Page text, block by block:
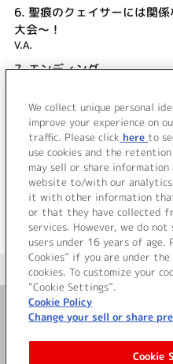
6. 聖痕のクェイサーには関
大会～！
V.A.
7.エンディング
やっぱりあった！ 懺悔お
V.A.
＜ BACK
＜ カタログサ
お問
We collect unique personal
improve your experience on
traffic. Please click here to
use cookies and the
may sell or share
website to/with our analytics
it with other information
or that they have collected
services. However, we do
users under 16 years of age.
Cookies” if you are under
cookies. To customize your
“Cookie Settings”.
Cookie Policy
Change your sell or share
Cookie